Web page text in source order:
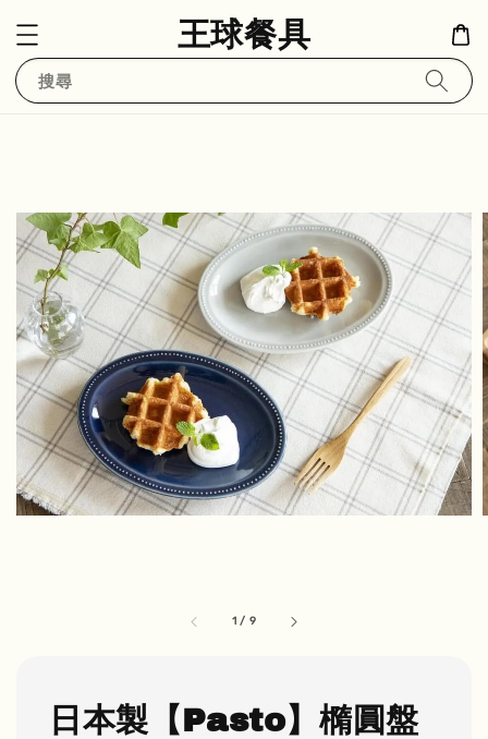
王球餐具
搜尋
1 / 9
日本製【Pasto】橢圓盤